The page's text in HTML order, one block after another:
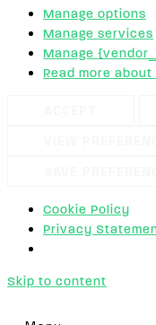
Manage options
Manage services
Manage
Read more
Cookie Policy
Privacy
Skip to content